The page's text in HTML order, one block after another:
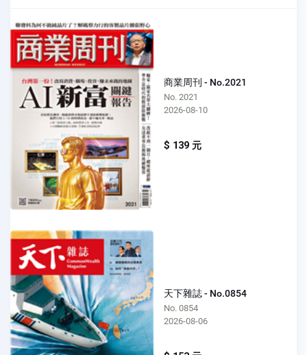
商業周刊 - No.2021
No. 2021
2026-08-10
$ 139 元
天下雜誌 - No.0854
No. 0854
2026-08-06